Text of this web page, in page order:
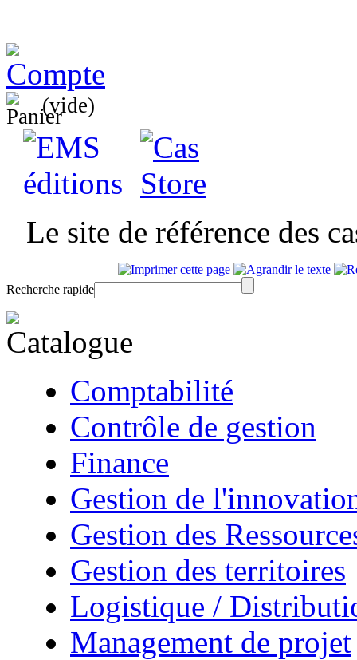
(vide)
Le site de référence des
Recherche rapide
Comptabilité
Contrôle de gestion
Finance
Gestion de
Gestion des
Gestion des territoires
Logistique /
Management de projet